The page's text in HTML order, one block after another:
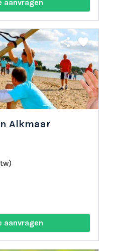
aanvragen
share favorite
Alkmaar
aanvragen